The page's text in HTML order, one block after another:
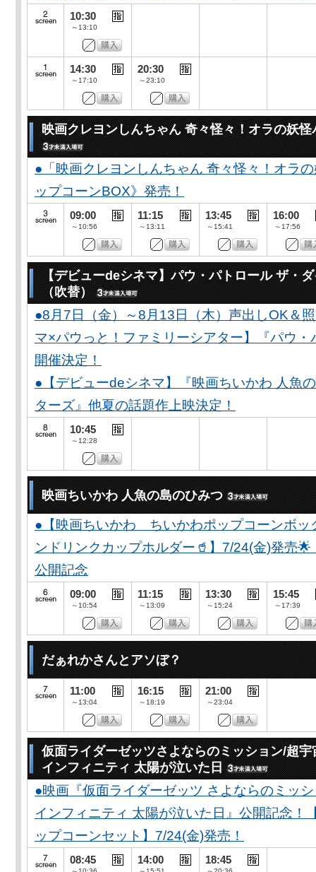
10:30
～13:10
14:30
～17:10
20:30
～23:10
映画クレヨンしんちゃん 奇々怪々！オラの妖怪
●「映画クレヨンしんちゃん 奇々怪々！オラ
ップコーンBOX》発売！
09:00
～10:56
11:15
～13:11
13:45
～15:41
16:00
～17:56
【デビューdeシネマ】パウ・パトロール ザ・
（吹替）
●8月7日（金）～8月13日（木）声出しOK＆
マ×パウっと！ファミリーシアター】『パウ
開催決定！
●【デビューdeシネマ】『映画ちいかわ 人魚
ターズ』他夏の話題作上映決定！
10:45
～12:28
映画ちいかわ 人魚の島のひみつ
●【映画ちいかわ ちいかわポップコーンボ
ンドリンクカップホルダー🥤】7/24(金)発売
公開記念
09:00
～10:54
11:15
～13:09
13:30
～15:24
15:45
～17:39
だぁれかさんとアソぼ？
11:00
～13:04
16:15
～18:19
21:00
～23:04
仮面ライダーゼッツさよならのミッション/超
インフィニティ 太陽が泣いた日
●映画『仮面ライダーゼッツ さよならのミッ
インフィニティ 太陽が泣いた日』公開記念！
ップコーンセット】7/24(金)発売！
08:45 14:00 18:45